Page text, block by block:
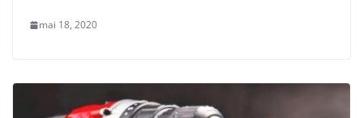
mai 18, 2020